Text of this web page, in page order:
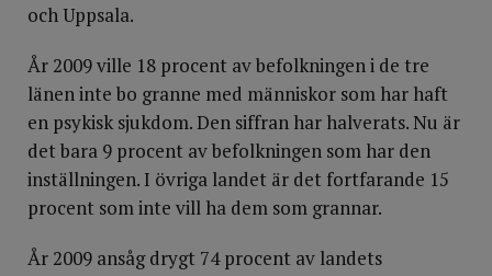
och Uppsala.
År 2009 ville 18 procent av befolkningen i de tre
länen inte bo granne med människor som har haft
en psykisk sjukdom. Den siffran har halverats. Nu är
det bara 9 procent av befolkningen som har den
inställningen. I övriga landet är det fortfarande 15
procent som inte vill ha dem som grannar.
År 2009 ansåg drygt 74 procent av landets